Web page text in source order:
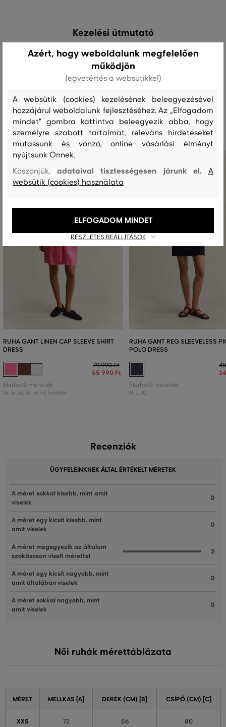
Kezelési útmutató
SZÁRÍTÁS
Ajánlott termékek
RUHA GANT LINEN CAP SLEEVE SHIRT
DRESS
79 990 Ft
55 990 Ft
Elérhető méretek:
32 34 36 38 40 +2 további
RUHA GANT REG SLEEVELESS
POLO DRESS
Elérhető méretek:
M, L, XL
Recenziók
ÜGYFELEINKNEK ÁLTAL ÉRTÉKELT MÉRETEK
A méret sokkal kisebb, mint amit
viselek
0
A méret egy kicsit kisebb, mint
amit viselek
0
A méret megegyezik az általam
szokásosan viselt mérettel
2
A méret egy kicsit nagyobb, mint
amit általában viselek
0
A méret sokkal nagyobb, mint
amit viselek
0
Női ruhák mérettáblázata
MÉRET MELLKAS [A] DERÉK (CM) [B] CSÍPŐ (CM) [C]
XXS 72 56 80
Azért, hogy weboldalunk megfelelően
működjön
(egyetértés a websütikkel)
A websütik (cookies) kezelésének beleegyezésével
hozzájárul weboldalunk fejlesztéséhez. Az „Elfogadom
mindet" gombra kattintva beleegyezik abba, hogy
személyre szabott tartalmat, releváns hirdetéseket
mutassunk és vonzó, online vásárlási élményt
nyújtsunk Önnek.
Köszönjük,adataival tisztességesen járunk el.A
websütik (cookies) használata
RÉSZLETES BEÁLLÍTÁSOK
ELFOGADOM MINDET